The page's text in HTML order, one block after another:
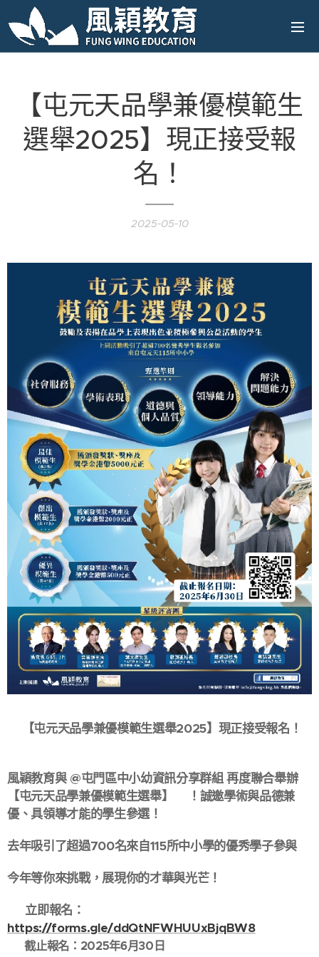
【屯元天品學兼優模範生
選舉2025】現正接受報
名！
2025-05-10
📢【屯元天品學兼優模範生選舉2025】現正接受報名！
風穎教育與 @屯門區中小幼資訊分享群組 再度聯合舉辦
【屯元天品學兼優模範生選舉】🔥！誠邀學術與品德兼
優、具領導才能的學生參選！💪
去年吸引了超過700名來自115所中小學的優秀學子參與😲
今年等你來挑戰，展現你的才華與光芒！✨
📲 立即報名：
https://forms.gle/ddQtNFWHUUxBjqBW8
⏰ 截止報名：2025年6月30日